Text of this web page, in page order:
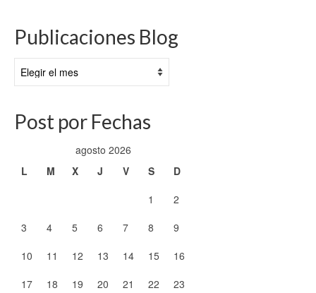
Publicaciones Blog
Blog
Post por Fechas
agosto 2026
L
M X J V S
D
1
2
3
4 5 6 7 8
9
10
11 12 13 14 15
16
17
18 19 20 21 22 23